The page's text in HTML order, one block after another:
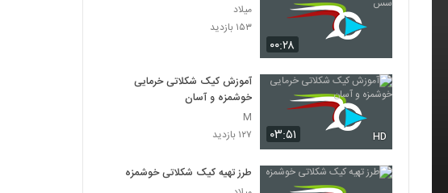
۰۰:۲۸
میلاد
۱۵۳ بازدید
۰۳:۵۱ HD
آموزش کیک شکلاتی خرمایی
خوشمزه و آسان
M
۱۲۷ بازدید
طرز تهیه کیک شکلاتی خوشمزه